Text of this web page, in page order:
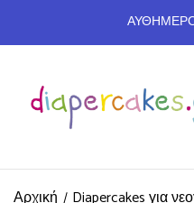
Αρχική Diapercakes για